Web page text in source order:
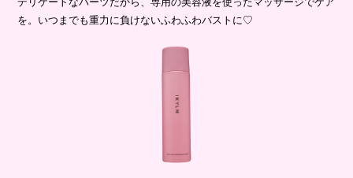
を。いつまでも重力に負けないふわふわバストに♡